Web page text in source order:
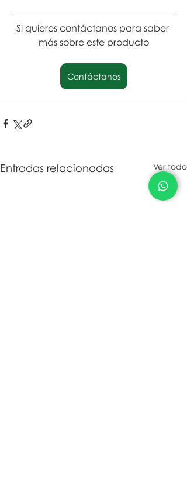
Si quieres contáctanos para saber
más sobre este producto
Contáctanos
Entradas relacionadas Ver todo